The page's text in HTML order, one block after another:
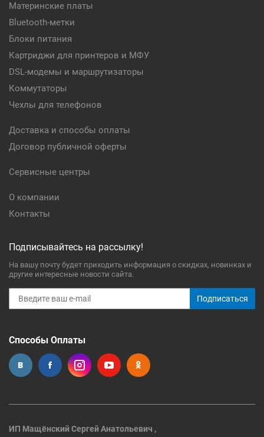
Материнские платы
Bluetooth-метки
Блоки питания
Картриджи для принтеров и МФУ
DSL-модемы и маршрутизаторы
Коммутаторы
Чехлы для телефонов
Доставка и способы оплаты
Договор публичной оферты
Сервисные центры
О компании
Контакты
Подписывайтесь на рассылку!
На вашу почту будет приходить информация о скидках, новинках и
другие интересные новости сайта.
Подписаться
Способы Оплаты
ИП Мащёнский Сергей Анатольевич ,